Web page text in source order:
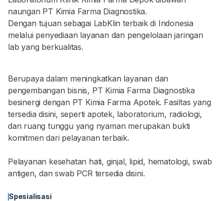
naungan PT Kimia Farma Diagnostika.
Dengan tujuan sebagai LabKlin terbaik di Indonesia
melalui penyediaan layanan dan pengelolaan jaringan
lab yang berkualitas.
Berupaya dalam meningkatkan layanan dan
pengembangan bisnis, PT Kimia Farma Diagnostika
besinergi dengan PT Kimia Farma Apotek. Fasiltas yang
tersedia disini, seperti apotek, laboratorium, radiologi,
dan ruang tunggu yang nyaman merupakan bukti
komitmen dari pelayanan terbaik.
Pelayanan kesehatan hati, ginjal, lipid, hematologi, swab
antigen, dan swab PCR tersedia disini.
Spesialisasi